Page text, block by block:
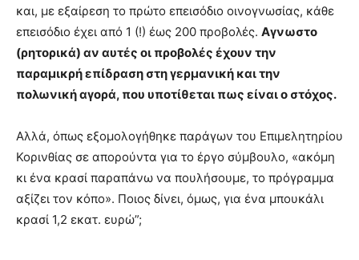
και, με εξαίρεση το πρώτο επεισόδιο οινογνωσίας, κάθε
επεισόδιο έχει από 1 (!) έως 200 προβολές. Αγνωστο
(ρητορικά) αν αυτές οι προβολές έχουν την
παραμικρή επίδραση στη γερμανική και την
πολωνική αγορά, που υποτίθεται πως είναι ο στόχος.
Αλλά, όπως εξομολογήθηκε παράγων του Επιμελητηρίου
Κορινθίας σε απορούντα για το έργο σύμβουλο, «ακόμη
κι ένα κρασί παραπάνω να πουλήσουμε, το πρόγραμμα
αξίζει τον κόπο». Ποιος δίνει, όμως, για ένα μπουκάλι
κρασί 1,2 εκατ. ευρώ”;